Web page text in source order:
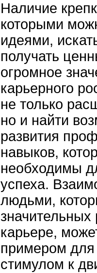
Наличие
которыми
идеями,
получать
огромное
карьерного
не только
но и найти
развития
навыков,
необходимы
успеха.
людьми,
значительных
карьере,
примером
стимулом к